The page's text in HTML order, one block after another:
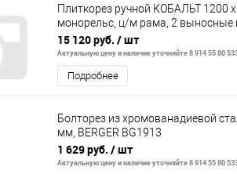
Плиткорез ручной КОБАЛЬТ 1200
монорельс, ц/м рама, 2 выносные
ук-ль, трансп. кол
15 120 руб. / шт
Актуальную цену и наличие уточняйте 8 914 55 80
Подробнее
Болторез из хромованадиевой
мм, BERGER BG1913
(10702070/111122/3393290,
1 629 руб. / шт
Актуальную цену и наличие уточняйте 8 914 55 80